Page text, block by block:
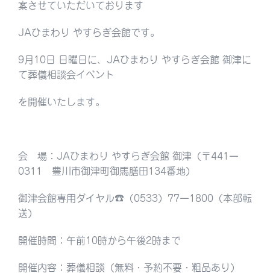
案させていただいております
JAひまわり やすらぎ会館です。
9月10日 日曜日に、JAひまわり やすらぎ会館 御津に
て葬儀相談会イベント
を開催いたします。
会 場：JAひまわり やすらぎ会館 御津（〒441ー
0311 豊川市御津町御馬膳田134番地）
御津会館専用ダイヤル☎︎（0533）77ー1800（本部転
送）
開催時間：午前10時から午後2時まで
開催内容：葬儀相談（無料・予約不要・粗品あり）